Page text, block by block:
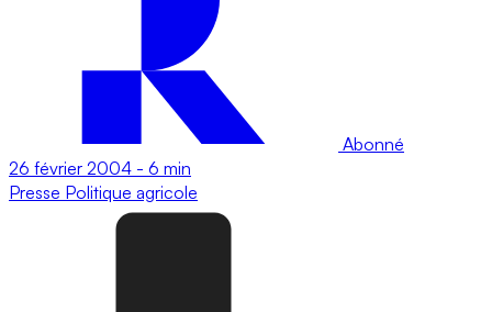
Abonné
26 février 2004 - 6 min
Presse Politique agricole